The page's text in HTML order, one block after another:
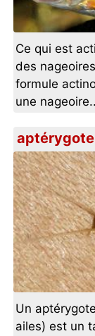
Ce qui est
des
formule
une
aptérygote
Un
ailes) est un